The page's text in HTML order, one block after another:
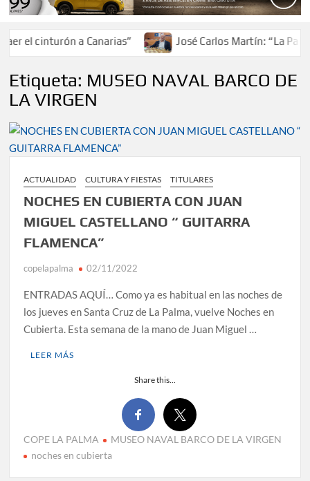
el cinturón a Canarias” José Carlos Martín: “La
Etiqueta: MUSEO NAVAL BARCO DE
LA VIRGEN
ACTUALIDAD CULTURA Y FIESTAS TITULARES
NOCHES EN CUBIERTA CON JUAN
MIGUEL CASTELLANO “ GUITARRA
FLAMENCA”
copelapalma 02/11/2022
ENTRADAS AQUÍ… Como ya es habitual en las noches de
los jueves en Santa Cruz de La Palma, vuelve Noches en
Cubierta. Esta semana de la mano de Juan Miguel …
LEER MÁS
Share this...
COPE LA PALMA
MUSEO NAVAL BARCO DE LA VIRGEN
noches en cubierta